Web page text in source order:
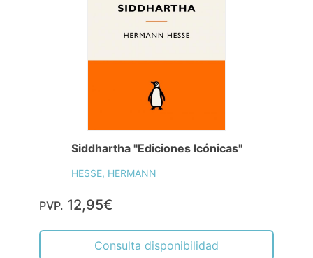
Siddhartha "Ediciones Icónicas"
HESSE, HERMANN
PVP. 12,95€
Consulta disponibilidad